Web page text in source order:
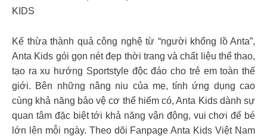
KIDS
Kế thừa thành quả công nghệ từ “người khổng lồ Anta”,
Anta Kids gói gọn nét đẹp thời trang và chất liệu thể thao,
tạo ra xu hướng Sportstyle độc đáo cho trẻ em toàn thế
giới. Bên những nâng niu của mẹ, tính ứng dụng cao
cùng khả năng bảo vệ cơ thể hiếm có, Anta Kids dành sự
quan tâm đặc biệt tới khả năng vận động, vui chơi để bé
lớn lên mỗi ngày. Theo dõi Fanpage Anta Kids Việt Nam